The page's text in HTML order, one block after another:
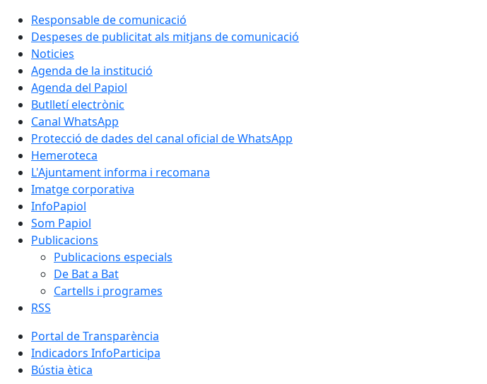
Responsable de comunicació
Despeses de publicitat als mitjans de comunicació
Noticies
Agenda de la institució
Agenda del Papiol
Butlletí electrònic
Canal WhatsApp
Protecció de dades del canal oficial de WhatsApp
Hemeroteca
L'Ajuntament informa i recomana
Imatge corporativa
InfoPapiol
Som Papiol
Publicacions
Publicacions especials
De Bat a Bat
Cartells i programes
RSS
Portal de Transparència
Indicadors InfoParticipa
Bústia ètica